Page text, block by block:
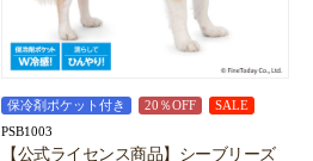
保冷剤ポケット付き 20％OFF SALE
PSB1003
【公式ライセンス商品】シーブリーズ